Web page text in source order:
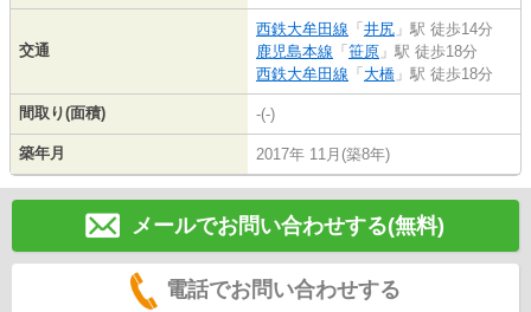
交通
西鉄大牟田線 「 井尻 」駅 徒歩14分
鹿児島本線 「 笹原 」駅 徒歩18分
西鉄大牟田線 「 大橋 」駅 徒歩18分
間取り(面積) -(-)
築年月 2017年 11月(築8年)
メールでお問い合わせする(無料)
電話でお問い合わせする